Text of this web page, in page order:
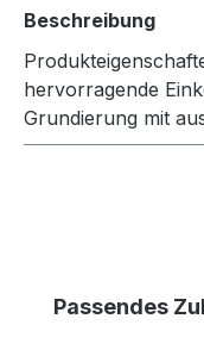
Beschreibung
hervorragende
Grundierung mit
Produktgalerie
Passendes